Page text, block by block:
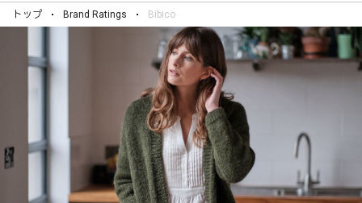
トップ Brand Ratings Bibico